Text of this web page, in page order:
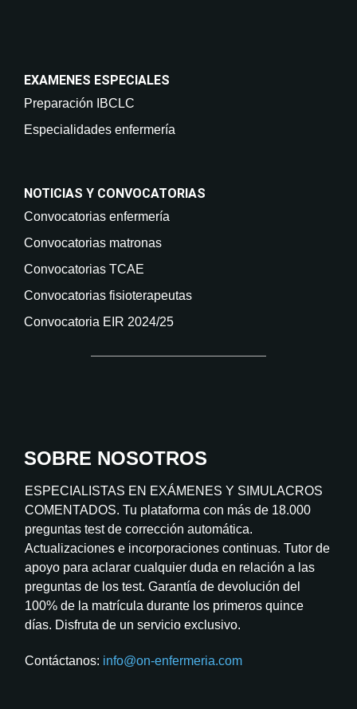
EXAMENES ESPECIALES
Preparación IBCLC
Especialidades enfermería
NOTICIAS Y CONVOCATORIAS
Convocatorias enfermería
Convocatorias matronas
Convocatorias TCAE
Convocatorias fisioterapeutas
Convocatoria EIR 2024/25
SOBRE NOSOTROS
ESPECIALISTAS EN EXÁMENES Y SIMULACROS
COMENTADOS. Tu plataforma con más de 18.000
preguntas test de corrección automática.
Actualizaciones e incorporaciones continuas. Tutor de
apoyo para aclarar cualquier duda en relación a las
preguntas de los test. Garantía de devolución del
100% de la matrícula durante los primeros quince
días. Disfruta de un servicio exclusivo.
Contáctanos: info@on-enfermeria.com